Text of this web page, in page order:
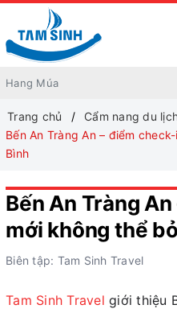
Trang chủ
Cẩm nang du
Bến An Tràng An – điểm
Bình
Bến An Tràng
mới không thể
Biên tập: Tam Sinh Travel
Tam Sinh Travel giới thiệu